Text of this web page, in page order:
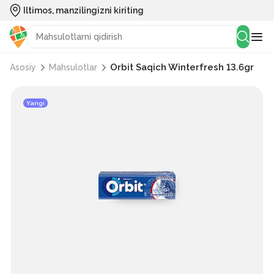
Iltimos, manzilingizni kiriting
Asosiy Mahsulotlar Orbit Saqich Winterfresh 13.6gr
Yangi